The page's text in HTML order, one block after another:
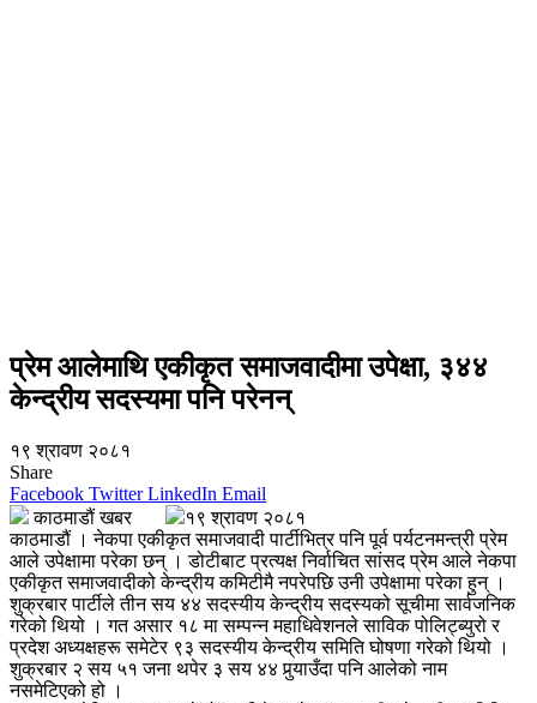
प्रेम आलेमाथि एकीकृत समाजवादीमा उपेक्षा, ३४४
केन्द्रीय सदस्यमा पनि परेनन्
१९ श्रावण २०८१
Share
Facebook Twitter LinkedIn Email
काठमाडौं खबर
१९ श्रावण २०८१
काठमाडौं । नेकपा एकीकृत समाजवादी पार्टीभित्र पनि पूर्व पर्यटनमन्त्री प्रेम
आले उपेक्षामा परेका छन् । डोटीबाट प्रत्यक्ष निर्वाचित सांसद प्रेम आले नेकपा
एकीकृत समाजवादीको केन्द्रीय कमिटीमै नपरेपछि उनी उपेक्षामा परेका हुन् ।
शुक्रबार पार्टीले तीन सय ४४ सदस्यीय केन्द्रीय सदस्यको सूचीमा सार्वजनिक
गरेको थियो । गत असार १८ मा सम्पन्न महाधिवेशनले साविक पोलिट्ब्युरो र
प्रदेश अध्यक्षहरू समेटेर ९३ सदस्यीय केन्द्रीय समिति घोषणा गरेको थियो ।
शुक्रबार २ सय ५१ जना थपेर ३ सय ४४ पुर्‍याउँदा पनि आलेको नाम
नसमेटिएको हो ।